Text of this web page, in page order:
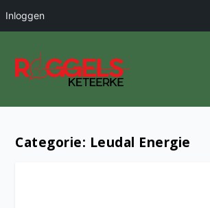
Inloggen
Categorie: Leudal Energie